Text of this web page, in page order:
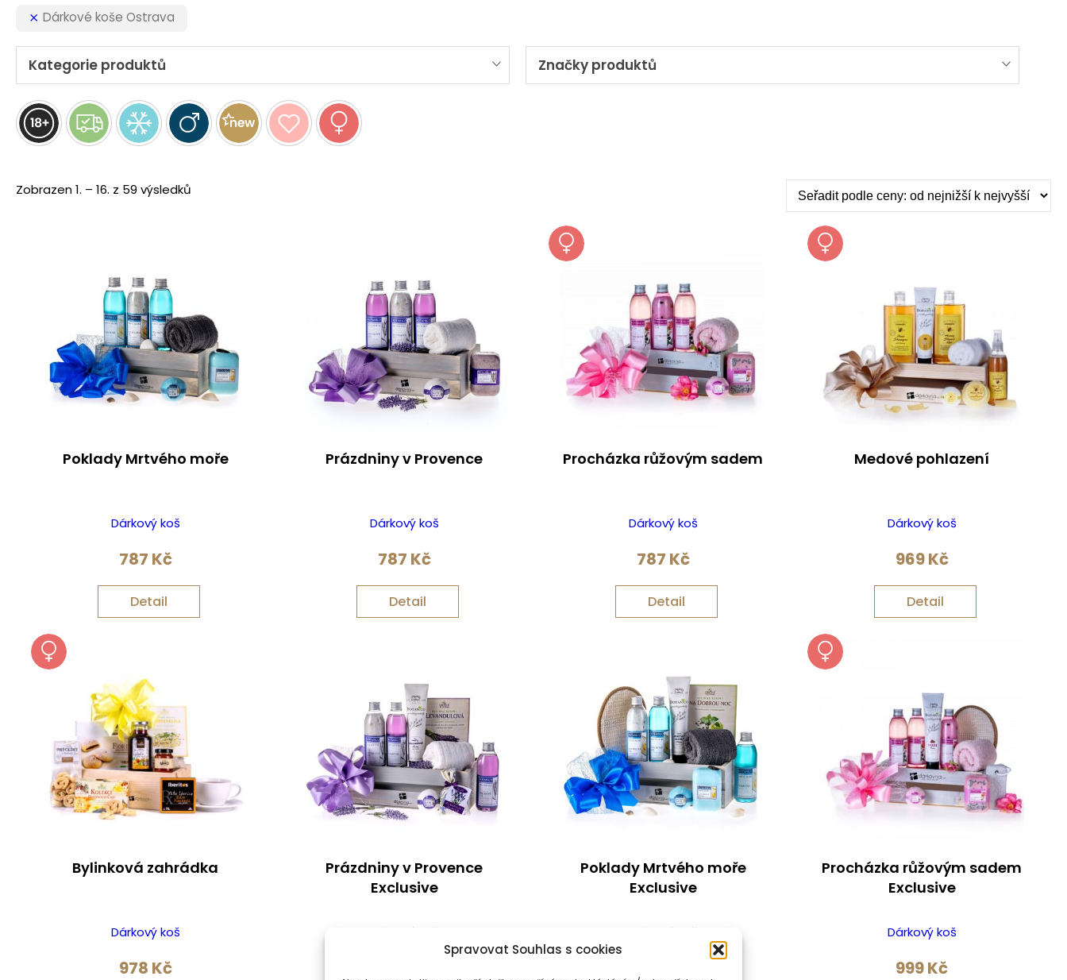
Spravovat Souhlas s cookies
Dárkové koše Ostrava
Kategorie produktů Značky produktů
Zobrazen 1. – 16. z 59 výsledků
Poklady Mrtvého moře
Dárkový koš
787 Kč
Detail
Prázdniny v Provence
Dárkový koš
787 Kč
Detail
Procházka růžovým sadem
Dárkový koš
787 Kč
Detail
Medové pohlazení
Dárkový koš
969Kč
Detail
Bylinková zahrádka
Dárkový koš
978 Kč
Prázdniny v Provence
Exclusive
Dárkový koš
Poklady Mrtvého moře
Exclusive
Dárkový koš
Procházka růžovým sadem
Exclusive
Dárkový koš
999Kč